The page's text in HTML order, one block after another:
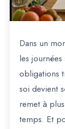
Dans un
les
obligations
soi devient
remet à
temps. Et